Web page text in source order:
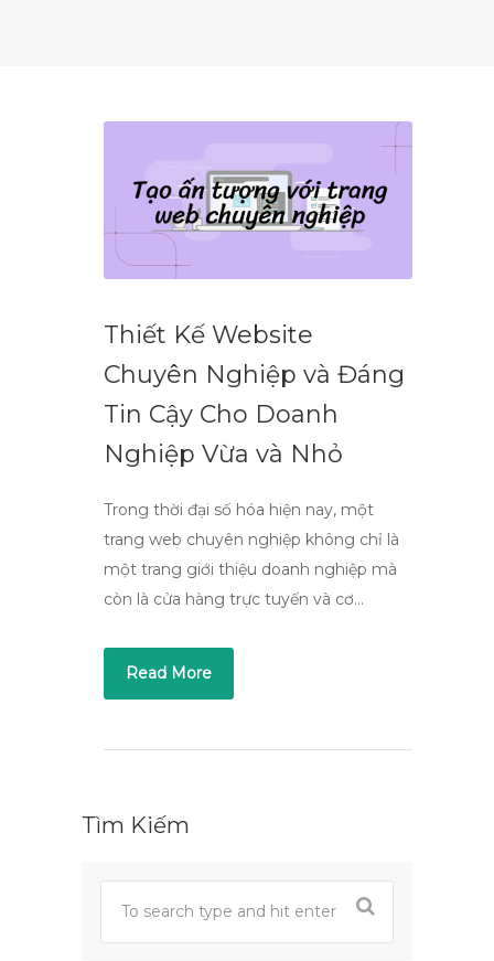
Thiết Kế Website
Chuyên Nghiệp và Đáng
Tin Cậy Cho Doanh
Nghiệp Vừa và Nhỏ
Trong thời đại số hóa hiện nay, một
trang web chuyên nghiệp không chỉ là
một trang giới thiệu doanh nghiệp mà
còn là cửa hàng trực tuyến và cơ…
Read More
Tìm Kiếm